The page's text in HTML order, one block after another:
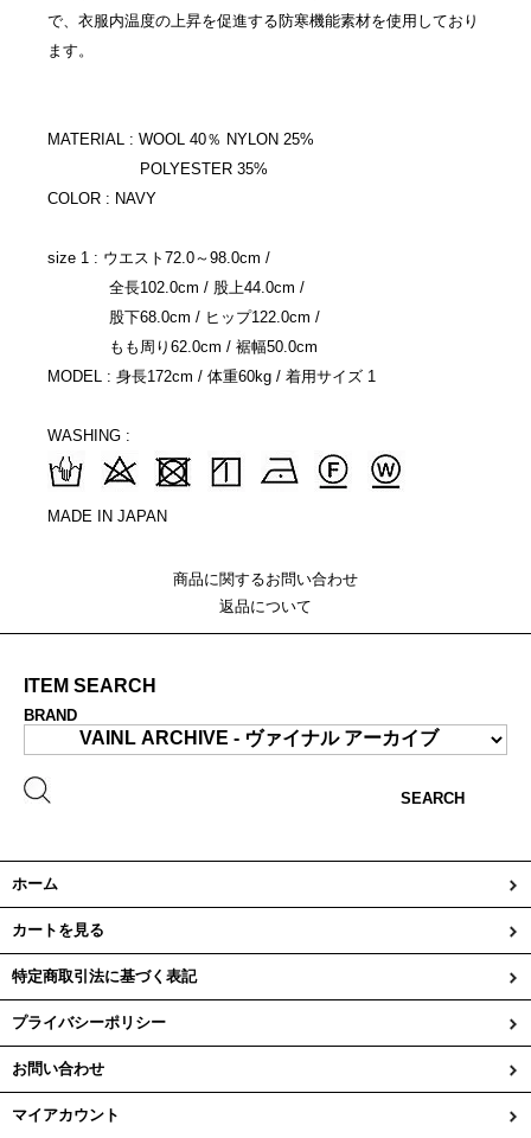
で、衣服内温度の上昇を促進する防寒機能素材を使用しており
ます。
MATERIAL : WOOL 40％ NYLON 25%
POLYESTER 35%
COLOR : NAVY
size 1 : ウエスト72.0～98.0cm /
全長102.0cm / 股上44.0cm /
股下68.0cm / ヒップ122.0cm /
もも周り62.0cm / 裾幅50.0cm
MODEL : 身長172cm / 体重60kg / 着用サイズ 1
WASHING :
MADE IN JAPAN
商品に関するお問い合わせ
返品について
ITEM SEARCH
BRAND
SEARCH
ホーム
カートを見る
特定商取引法に基づく表記
プライバシーポリシー
お問い合わせ
マイアカウント